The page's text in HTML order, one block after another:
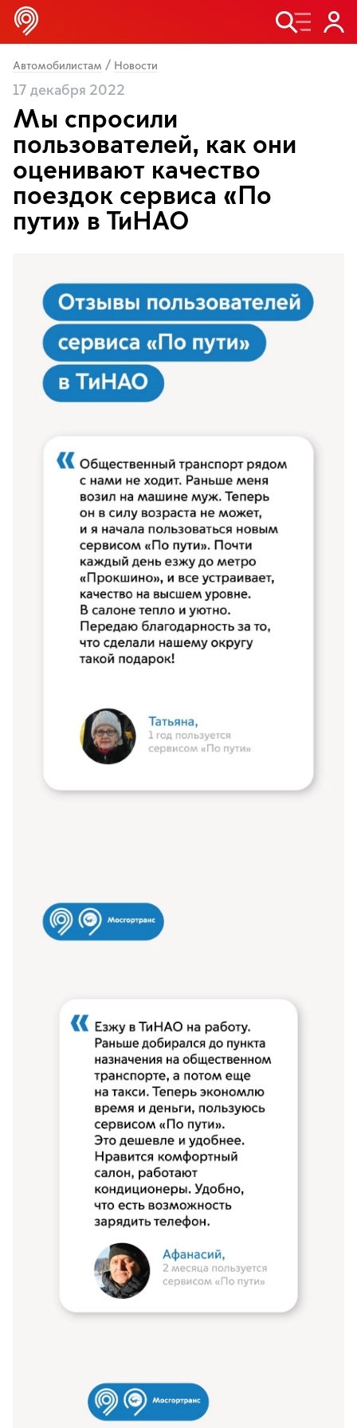
Автомобилистам / Новости
17 декабря 2022
Мы спросили
пользователей, как они
оценивают качество
поездок сервиса «По
пути» в ТиНАО